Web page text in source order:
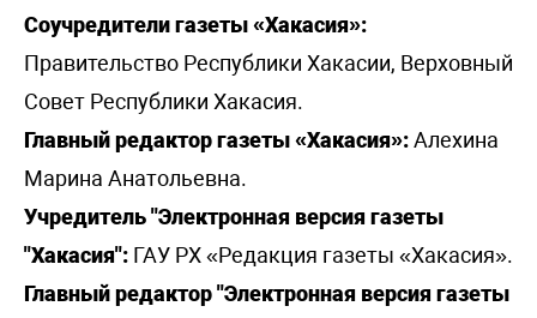
Соучредители газеты «Хакасия»:
Правительство Республики Хакасии, Верховный
Совет Республики Хакасия.
Главный редактор газеты «Хакасия»:Алехина
Марина Анатольевна.
Учредитель "Электронная версия газеты
"Хакасия": ГАУ РХ «Редакция газеты «Хакасия».
Главный редактор "Электронная версия газеты